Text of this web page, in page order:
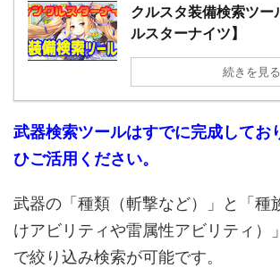
クルスタ装備検索ツー
ルスターナイツ】
続きを見る
武器検索ツールはすでに完成してお
ひご活用ください。
武器の「種類（斬撃など）」と「種
けアビリティや雷属性アビリティ）
で絞り込み検索が可能です。